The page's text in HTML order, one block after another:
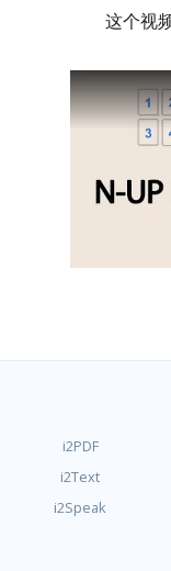
这个视
i2PDF
i2Text
i2Speak